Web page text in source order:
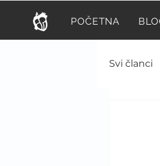
POČETNA
Svi članci